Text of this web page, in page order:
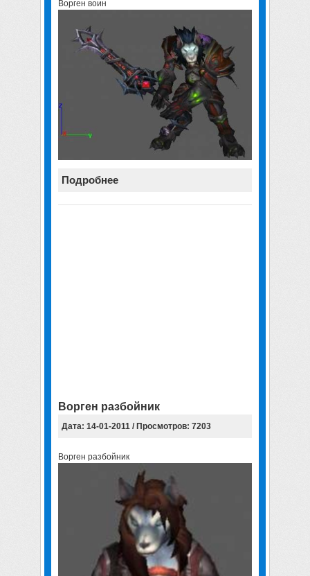
Ворген воин
Подробнее
Ворген разбойник
Дата: 14-01-2011 / Просмотров: 7203
Ворген разбойник